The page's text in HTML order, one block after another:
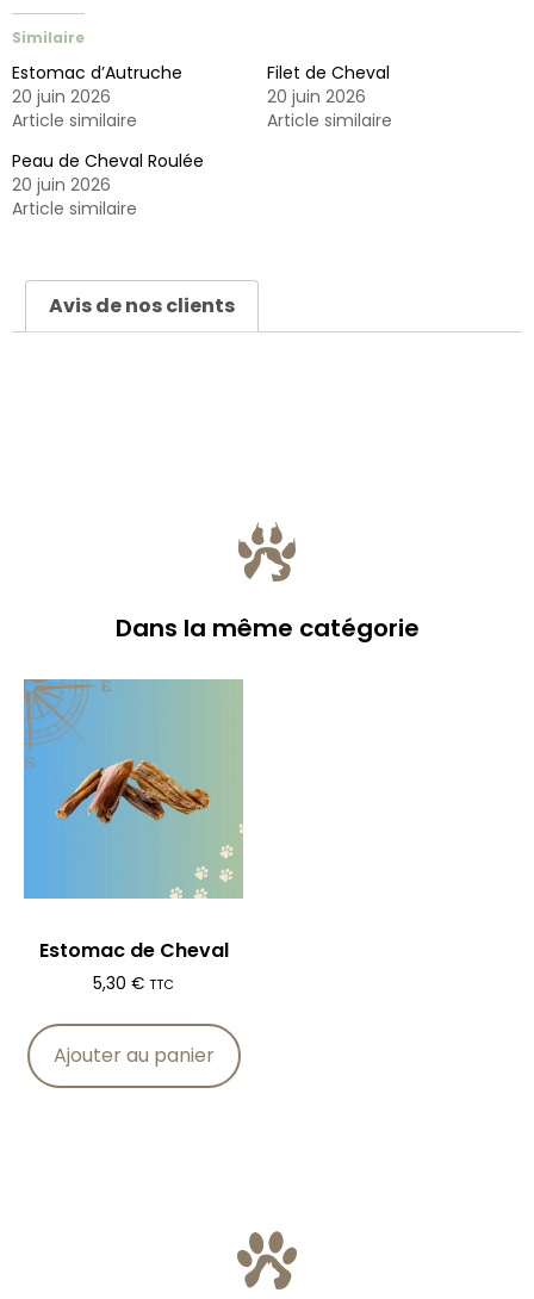
Similaire
Estomac d’Autruche
20 juin 2026
Article similaire
Filet de Cheval
20 juin 2026
Article similaire
Peau de Cheval Roulée
20 juin 2026
Article similaire
Avis de nos clients
Dans la même catégorie
Estomac de Cheval
5,30 € TTC
Ajouter au panier